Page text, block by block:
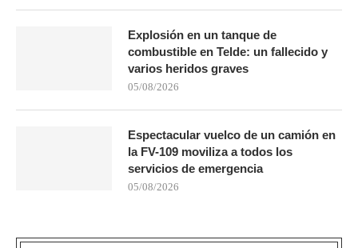
Explosión en un tanque de
combustible en Telde: un fallecido y
varios heridos graves
05/08/2026
Espectacular vuelco de un camión en
la FV-109 moviliza a todos los
servicios de emergencia
05/08/2026